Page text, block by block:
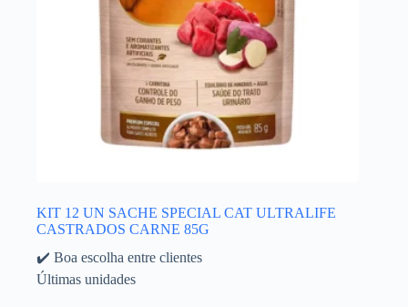
KIT 12 UN SACHE SPECIAL CAT ULTRALIFE
CASTRADOS CARNE 85G
✔️ Boa escolha entre clientes
Últimas unidades